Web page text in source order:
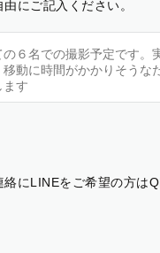
にご記入ください。
絡にLINEをご希望の方は